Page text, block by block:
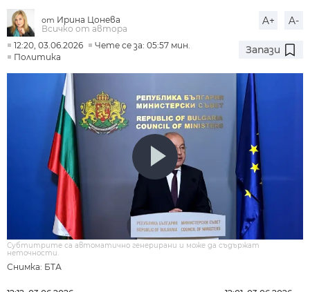
от Ирина Цонева
Всичко от автора
A+ A-
12:20, 03.06.2026
Чете се за: 05:57 мин.
Политика
Запази
Снимка: БТА
Субтитрите са автоматично генерирани и може да съдържат
неточности.